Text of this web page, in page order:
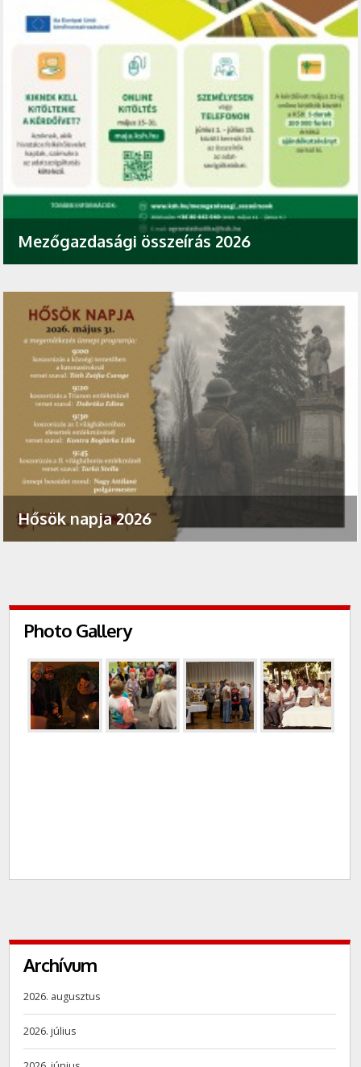
Mezőgazdasági összeírás 2026
Hősök napja 2026
Photo Gallery
Archívum
2026. augusztus
2026. július